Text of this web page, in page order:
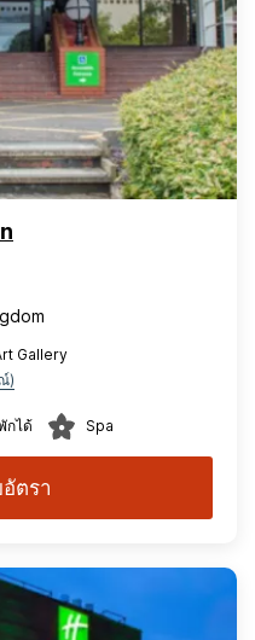
Gallery
)
กได้ Spa
ตรา